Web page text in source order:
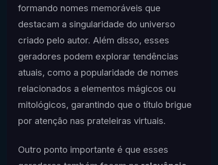
formando nomes memoráveis que
destacam a singularidade do universo
criado pelo autor. Além disso, esses
geradores podem explorar tendências
atuais, como a popularidade de nomes
relacionados a elementos mágicos ou
mitológicos, garantindo que o título brigue
por atenção nas prateleiras virtuais.
Outro ponto importante é que esses